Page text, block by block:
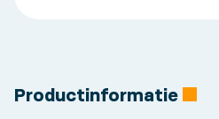
Productinformatie